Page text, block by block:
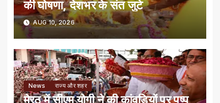
की घोषणा, देशभर के संत जुटे
AUG 10, 2026
News राज्य और शहर
मेरठ में सीएम योगी ने की कांवड़ियों पर पुष्प